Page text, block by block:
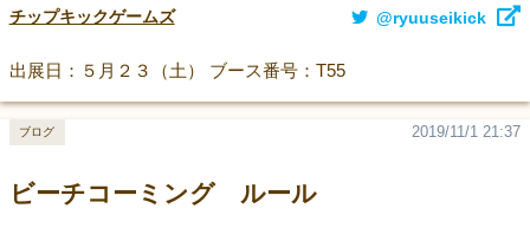
チップキックゲームズ @ryuuseikick
出展日：５月２３（土） ブース番号：T55
ビーチコーミング ルール
2019/11/1 21:37
ブログ